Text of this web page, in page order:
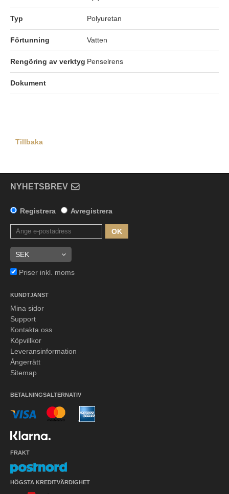
Typ Polyuretan
Förtunning Vatten
Rengöring av verktyg Penselrens
Dokument
Tillbaka
NYHETSBREV
Registrera Avregistrera
OK
Priser inkl. moms
KUNDTJÄNST
Mina sidor
Support
Kontakta oss
Köpvillkor
Leveransinformation
Ångerrätt
Sitemap
BETALNINGSALTERNATIV
FRAKT
HÖGSTA KREDITVÄRDIGHET